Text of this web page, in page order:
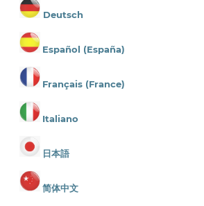
Deutsch
Español (España)
Français (France)
Italiano
日本語
简体中文